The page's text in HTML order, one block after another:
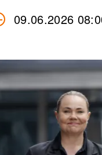
09.06.2026